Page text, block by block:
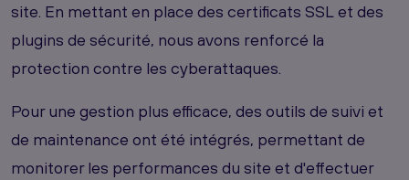
site. En mettant en place des certificats SSL et des
plugins de sécurité, nous avons renforcé la
protection contre les cyberattaques.
Pour une gestion plus efficace, des outils de suivi et
de maintenance ont été intégrés, permettant de
monitorer les performances du site et d'effectuer